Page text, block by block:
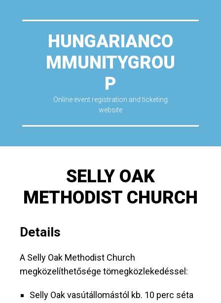
HUNGARIANCO
MMUNITYGROU
P
Online event registration and ticketing
website
SELLY OAK
METHODIST CHURCH
Details
A Selly Oak Methodist Church
megközelíthetősége tömegközlekedéssel:
Selly Oak vasútállomástól kb. 10 perc séta